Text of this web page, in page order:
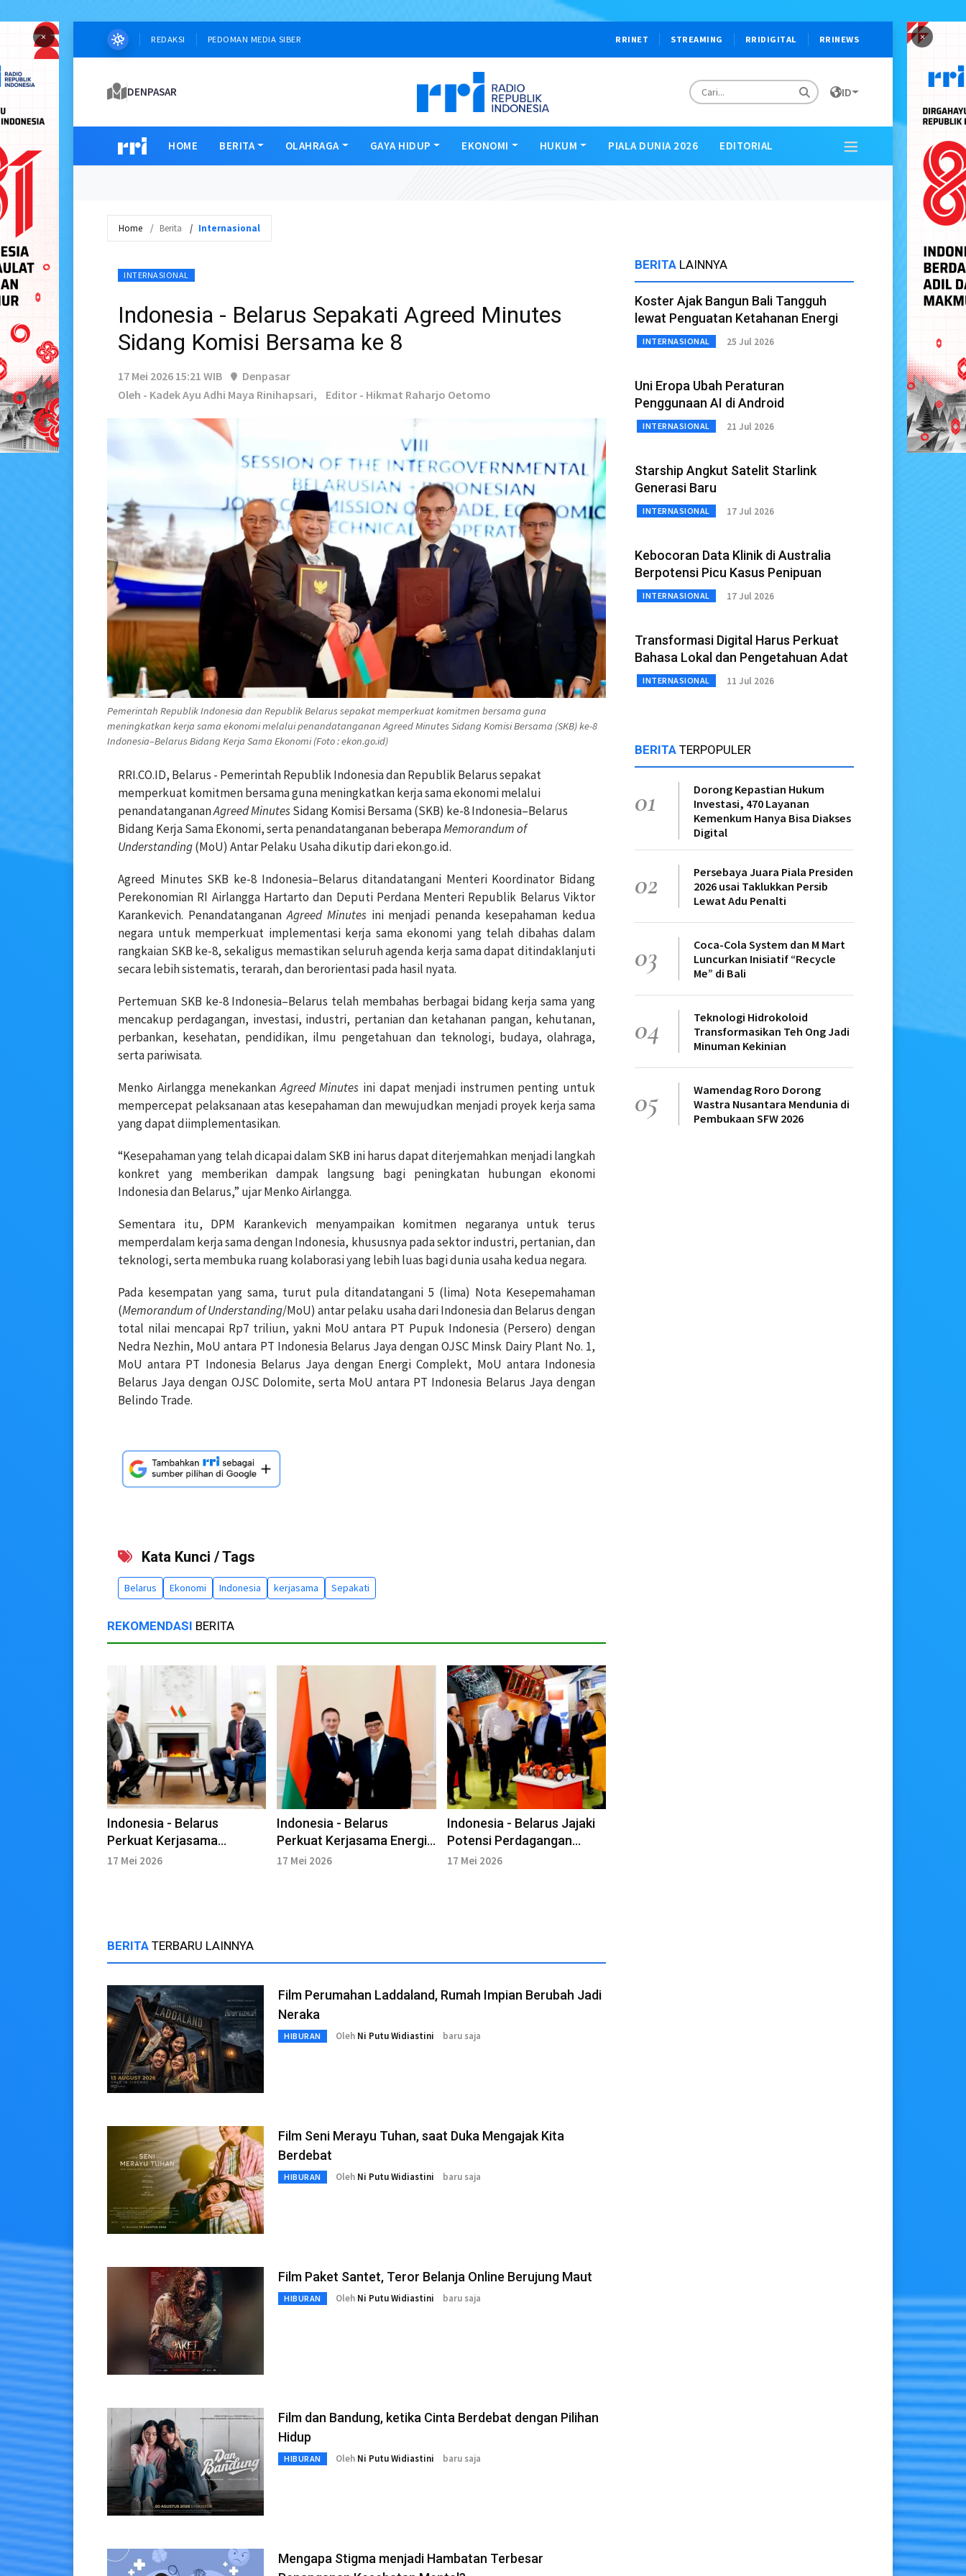
× ×
REDAKSI PEDOMAN MEDIA SIBER RRINET STREAMING RRIDIGITAL RRINEWS
DENPASAR ID
HOME BERITA OLAHRAGA GAYA HIDUP EKONOMI HUKUM PIALA DUNIA 2026 EDITORIAL
Home Berita Internasional
INTERNASIONAL
Indonesia - Belarus Sepakati Agreed Minutes
Sidang Komisi Bersama ke 8
17 Mei 2026 15:21 WIB
Denpasar
Oleh - Kadek Ayu Adhi Maya Rinihapsari,
Editor - Hikmat Raharjo Oetomo
Pemerintah Republik Indonesia dan Republik Belarus sepakat memperkuat komitmen bersama guna
meningkatkan kerja sama ekonomi melalui penandatanganan Agreed Minutes Sidang Komisi Bersama (SKB) ke-8
Indonesia–Belarus Bidang Kerja Sama Ekonomi (Foto : ekon.go.id)
RRI.CO.ID, Belarus - Pemerintah Republik Indonesia dan Republik Belarus sepakat
memperkuat komitmen bersama guna meningkatkan kerja sama ekonomi melalui
penandatangananAgreed MinutesSidang Komisi Bersama (SKB) ke-8 Indonesia–Belarus
Bidang Kerja Sama Ekonomi, serta penandatanganan beberapaMemorandum of
Understanding(MoU) Antar Pelaku Usaha dikutip dari ekon.go.id.
Agreed Minutes SKB ke-8 Indonesia–Belarus ditandatangani Menteri Koordinator Bidang
Perekonomian RI Airlangga Hartarto dan Deputi Perdana Menteri Republik Belarus Viktor
Karankevich. PenandatangananAgreed Minutesini menjadi penanda kesepahaman kedua
negara untuk memperkuat implementasi kerja sama ekonomi yang telah dibahas dalam
rangkaian SKB ke-8, sekaligus memastikan seluruh agenda kerja sama dapat ditindaklanjuti
secara lebih sistematis, terarah, dan berorientasi pada hasil nyata.
Pertemuan SKB ke-8 Indonesia–Belarus telah membahas berbagai bidang kerja sama yang
mencakup perdagangan, investasi, industri, pertanian dan ketahanan pangan, kehutanan,
perbankan, kesehatan, pendidikan, ilmu pengetahuan dan teknologi, budaya, olahraga,
serta pariwisata.
Menko Airlangga menekankanAgreed Minutes ini dapat menjadi instrumen penting untuk
mempercepat pelaksanaan atas kesepahaman dan mewujudkan menjadi proyek kerja sama
yang dapat diimplementasikan.
“Kesepahaman yang telah dicapai dalam SKB ini harus dapat diterjemahkan menjadi langkah
konkret yang memberikan dampak langsung bagi peningkatan hubungan ekonomi
Indonesia dan Belarus,” ujar Menko Airlangga.
Sementara itu, DPM Karankevich menyampaikan komitmen negaranya untuk terus
memperdalam kerja sama dengan Indonesia, khususnya pada sektor industri, pertanian, dan
teknologi, serta membuka ruang kolaborasi yang lebih luas bagi dunia usaha kedua negara.
Pada kesempatan yang sama, turut pula ditandatangani 5 (lima) Nota Kesepemahaman
(Memorandum of Understanding/MoU) antar pelaku usaha dari Indonesia dan Belarus dengan
total nilai mencapai Rp7 triliun, yakni MoU antara PT Pupuk Indonesia (Persero) dengan
Nedra Nezhin, MoU antara PT Indonesia Belarus Jaya dengan OJSC Minsk Dairy Plant No. 1,
MoU antara PT Indonesia Belarus Jaya dengan Energi Complekt, MoU antara Indonesia
Belarus Jaya dengan OJSC Dolomite, serta MoU antara PT Indonesia Belarus Jaya dengan
Belindo Trade.
Kata Kunci / Tags
Belarus Ekonomi Indonesia kerjasama Sepakati
REKOMENDASI BERITA
Indonesia - Belarus
Perkuat Kerjasama
Ekonomi Strategis
17 Mei 2026
Indonesia - Belarus
Perkuat Kerjasama Energi,
Pangan dan Konektivitas
17 Mei 2026
Indonesia - Belarus Jajaki
Potensi Perdagangan
Optimalisasi I-EAEU FTA
17 Mei 2026
BERITA TERBARU LAINNYA
Film Perumahan Laddaland, Rumah Impian Berubah Jadi
Neraka
HIBURAN Oleh Ni Putu Widiastini baru saja
Film Seni Merayu Tuhan, saat Duka Mengajak Kita
Berdebat
HIBURAN Oleh Ni Putu Widiastini baru saja
Film Paket Santet, Teror Belanja Online Berujung Maut
HIBURAN Oleh Ni Putu Widiastini baru saja
Film dan Bandung, ketika Cinta Berdebat dengan Pilihan
Hidup
HIBURAN Oleh Ni Putu Widiastini baru saja
Mengapa Stigma menjadi Hambatan Terbesar
BERITA LAINNYA
Koster Ajak Bangun Bali Tangguh
lewat Penguatan Ketahanan Energi
INTERNASIONAL 25 Jul 2026
Uni Eropa Ubah Peraturan
Penggunaan AI di Android
INTERNASIONAL 21 Jul 2026
Starship Angkut Satelit Starlink
Generasi Baru
INTERNASIONAL 17 Jul 2026
Kebocoran Data Klinik di Australia
Berpotensi Picu Kasus Penipuan
INTERNASIONAL 17 Jul 2026
Transformasi Digital Harus Perkuat
Bahasa Lokal dan Pengetahuan Adat
INTERNASIONAL 11 Jul 2026
BERITA TERPOPULER
01
Dorong Kepastian Hukum
Investasi, 470 Layanan
Kemenkum Hanya Bisa Diakses
Digital
02
Persebaya Juara Piala Presiden
2026 usai Taklukkan Persib
Lewat Adu Penalti
03
Coca-Cola System dan M Mart
Luncurkan Inisiatif “Recycle
Me” di Bali
04
Teknologi Hidrokoloid
Transformasikan Teh Ong Jadi
Minuman Kekinian
05
Wamendag Roro Dorong
Wastra Nusantara Mendunia di
Pembukaan SFW 2026